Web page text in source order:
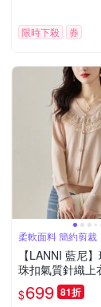
限時下殺 券
柔軟面料 簡約剪裁
【LANNI 藍尼
珠扣氣質針織上
針織衫/休閒/百搭)
$699 81折